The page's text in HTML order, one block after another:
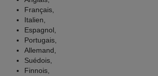
Français,
Italien,
Espagnol,
Portugais,
Allemand,
Suédois,
Finnois,